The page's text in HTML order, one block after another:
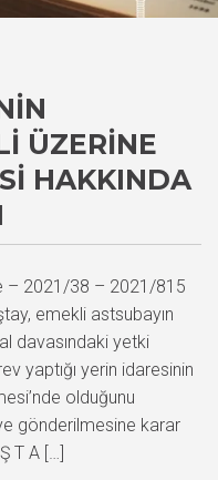
ÜZERINE
HAKKINDA
– 2021/38 – 2021/815
emekli astsubayın
davasındaki yetki
yaptığı yerin idaresinin
olduğunu
gönderilmesine karar
T A […]